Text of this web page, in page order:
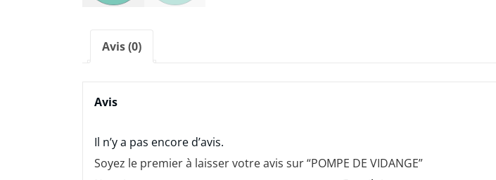
Avis (0)
Avis
Il n’y a pas encore d’avis.
Soyez le premier à laisser votre avis sur “POMPE DE VIDANGE”